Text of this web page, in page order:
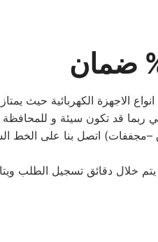
الاجهزة الكهربائية حيث
ربما قد تكون سيئة و للمحافظة
اتصل بنا على الخط